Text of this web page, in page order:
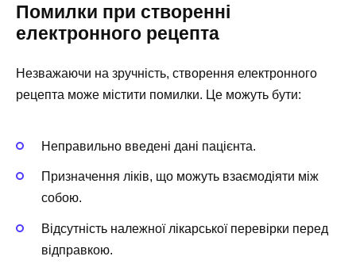
Помилки при створенні
електронного рецепта
Незважаючи на зручність, створення електронного
рецепта може містити помилки. Це можуть бути:
Неправильно введені дані пацієнта.
Призначення ліків, що можуть взаємодіяти між
собою.
Відсутність належної лікарської перевірки перед
відправкою.